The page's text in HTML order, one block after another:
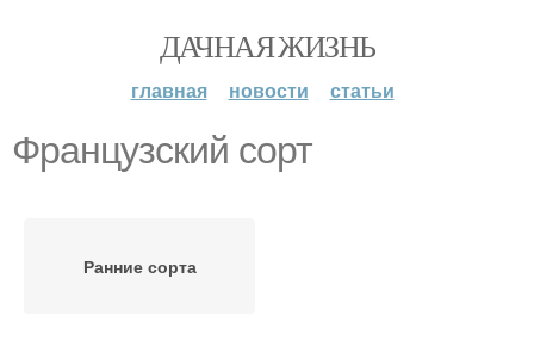
ДАЧНАЯ ЖИЗНЬ
главная новости статьи
Французский сорт
Ранние сорта